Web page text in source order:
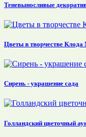
Теневыносливые
Цветы в творчестве Клода
Сирень - украшение сада
Голландский цветочный